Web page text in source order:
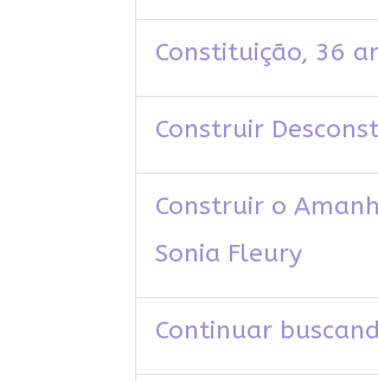
Constituição, 36
Construir
Construir o
Sonia Fleury
Continuar